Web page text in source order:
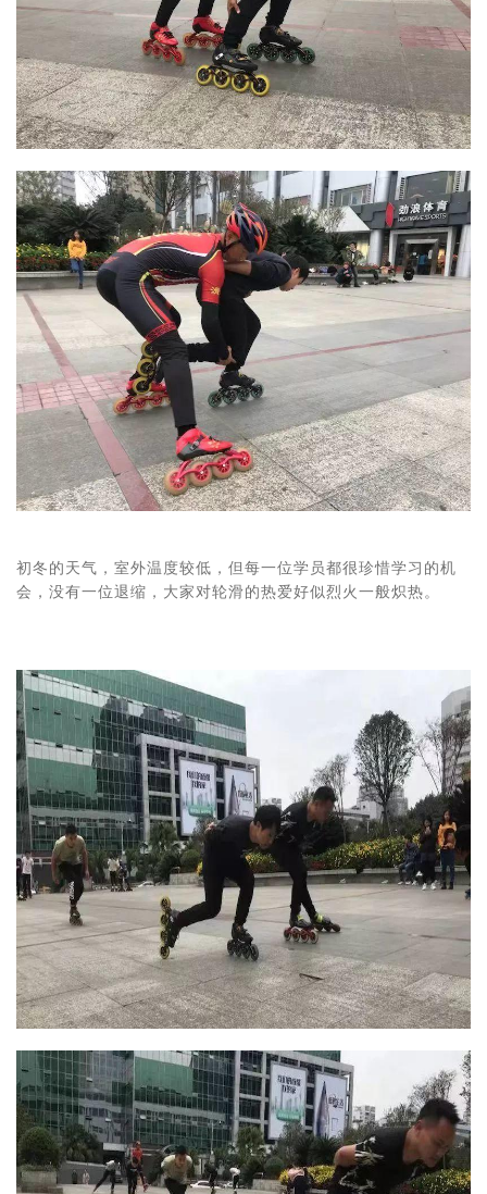
初冬的天气，室外温度较低，但每一位学员都很珍惜学习的机
会，没有一位退缩，大家对轮滑的热爱好似烈火一般炽热。